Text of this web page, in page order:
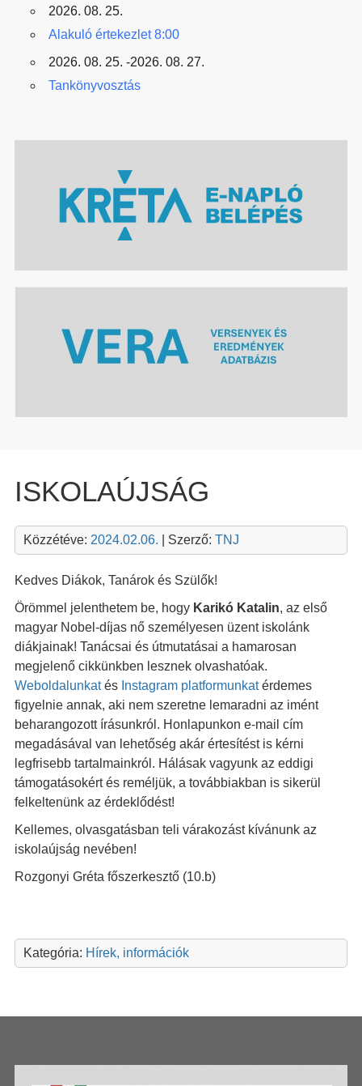
2026. 08. 25.
Alakuló értekezlet 8:00
2026. 08. 25. -2026. 08. 27.
Tankönyvosztás
ISKOLAÚJSÁG
Közzétéve: 2024.02.06. | Szerző: TNJ
Kedves Diákok, Tanárok és Szülők!
Örömmel jelenthetem be, hogy Karikó Katalin, az első
magyar Nobel-díjas nő személyesen üzent iskolánk
diákjainak! Tanácsai és útmutatásai a hamarosan
megjelenő cikkünkben lesznek olvashatóak.
Weboldalunkatés Instagram platformunkatérdemes
figyelnie annak, aki nem szeretne lemaradni az imént
beharangozott írásunkról. Honlapunkon e-mail cím
megadásával van lehetőség akár értesítést is kérni
legfrisebb tartalmainkról. Hálásak vagyunk az eddigi
támogatásokért és reméljük, a továbbiakban is sikerül
felkeltenünk az érdeklődést!
Kellemes, olvasgatásban teli várakozást kívánunk az
iskolaújság nevében!
Rozgonyi Gréta főszerkesztő (10.b)
Kategória: Hírek, információk